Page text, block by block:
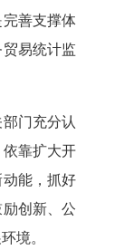
善支撑体
易统计监
部门充分认
靠扩大开
能，抓好
创新、公
境。